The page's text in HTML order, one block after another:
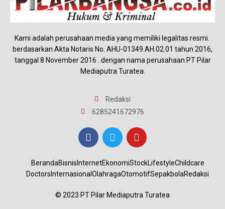
Kami adalah perusahaan media yang memiliki legalitas resmi.
berdasarkan Akta Notaris No. AHU-01349.AH.02.01 tahun 2016,
tanggal 8 November 2016 . dengan nama perusahaan PT Pilar
Mediaputra Turatea.
Redaksi
6285241672976
BerandaBisnis InternetEkonomiStockLifestyleChildcare
Doctors Internasional OlahragaOtomotifSepakbolaRedaksi
© 2023 PT Pilar Mediaputra Turatea